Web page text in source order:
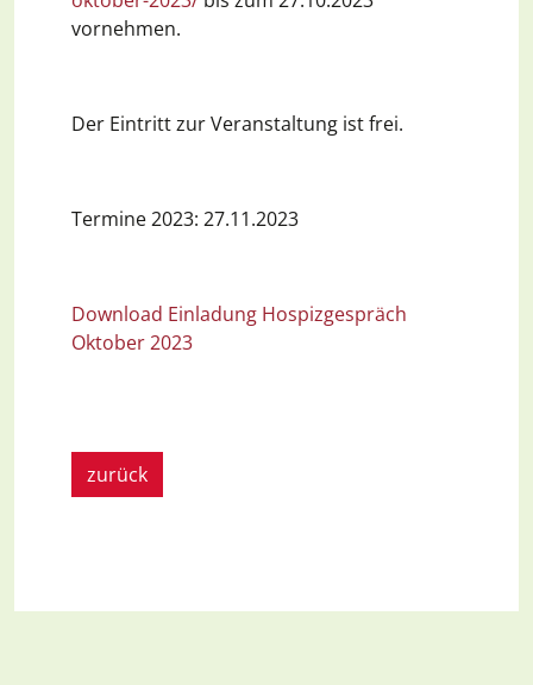
vornehmen.
Der Eintritt zur Veranstaltung ist frei.
Termine 2023: 27.11.2023
Download Einladung Hospizgespräch
Oktober 2023
zurück